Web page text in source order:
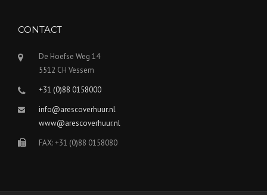
CONTACT
De Hoefse Weg 14
5512 CH Vessem
+31 (0)88 0158000
info@arescoverhuur.nl
www@arescoverhuur.nl
FAX: +31 (0)88 0158080